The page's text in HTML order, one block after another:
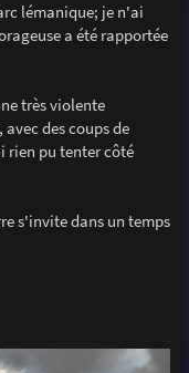
lémanique; je n'ai
a été rapportée
très violente
des coups de
rien pu tenter côté
s'invite dans un temps